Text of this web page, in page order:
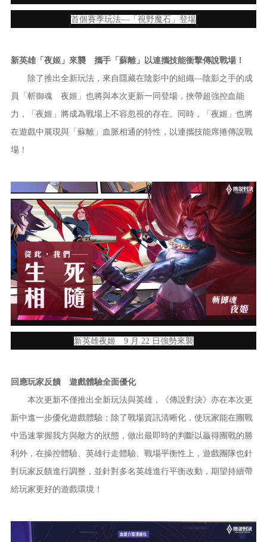
首個賽季玩法—「視野魔石」登場
新英雄「夜姬」來襲 攜手「蘇離」以連攜技能衝擊傳說戰場！
除了推出全新玩法，來自隱藏在陰影中的組織—陰影之手的成
員「斬御魂 夜姬」也將與本次更新一同登場，挾帶超強控血能
力，「夜姬」將成為戰場上不容忽視的存在。同時，「夜姬」也將
在遊戲中展現與「蘇離」血脈相通的特性，以連攜技能席捲傳說戰
場！
新英雄夜姬 9 月 22 日強勢來襲
回應玩家反饋 遊戲體驗全面優化
本次更新不僅推出全新玩法與英雄，《傳說對決》亦在本次更
新中進一步優化遊戲體驗；除了戰場資訊清晰化，使玩家能在團戰
中迅速掌握我方與敵方的狀態，做出最即時的判斷以贏得團戰的勝
利外，在操控體驗、英雄行走體驗、戰場平衡性上，遊戲團隊也針
對玩家反饋進行調整，並針對多名英雄進行平衡改動，期望持續帶
給玩家更好的遊戲環境！